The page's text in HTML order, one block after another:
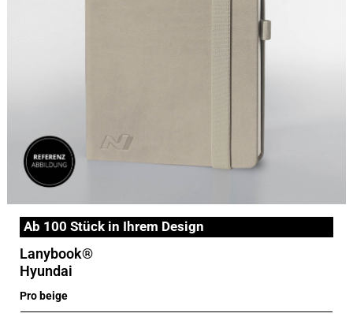
Ab 100 Stück in Ihrem Design
Lanybook®
Hyundai
Pro beige